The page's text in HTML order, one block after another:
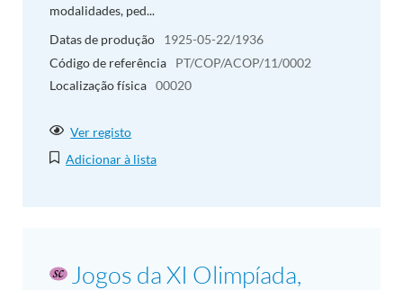
modalidades, ped...
Datas de produção
1925-05-22/1936
Código de referência
PT/COP/ACOP/11/0002
Localização física 00020
Ver registo
Adicionar à lista
Jogos da XI Olimpíada,